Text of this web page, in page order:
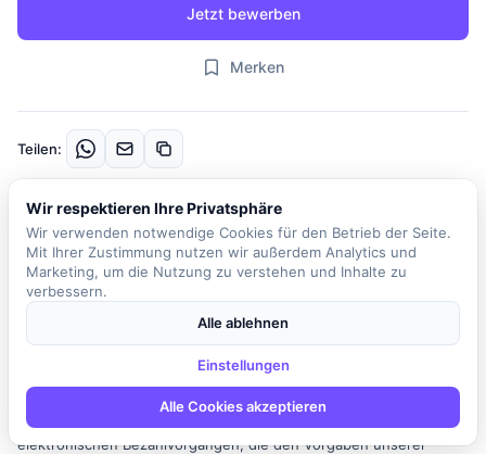
Jetzt bewerben
Merken
Teilen:
Beschreibung
Wir suchen einen engagierten Embedded Softwareentwickler
(m/w/d) mit einem besonderen Fokus auf IT-Sicherheit und
Zahlungsverkehrsterminals, der unser Team verstärkt. In dieser
Rolle sind Sie verantwortlich für die Entwicklung von
kryptographischen Verfahren, die in einem Trusted Execution
Environment (TEE) ausgeführt werden und von
Kundenanwendungen verwendet werden. Zu Ihren Aufgaben
gehört die Entwicklung von Applikationen zur Abwicklung von
elektronischen Bezahlvorgängen, die den Vorgaben unserer
Wir respektieren Ihre Privatsphäre
Wir verwenden notwendige Cookies für den Betrieb der Seite.
Mit Ihrer Zustimmung nutzen wir außerdem Analytics und
Marketing, um die Nutzung zu verstehen und Inhalte zu
verbessern.
Alle ablehnen
Einstellungen
Alle Cookies akzeptieren